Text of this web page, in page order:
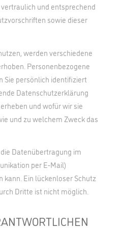
und entsprechend
sowie dieser
werden verschiedene
Personenbezogene
Sie persönlich identifiziert
Datenschutzerklärung
und wofür wir sie
und zu welchem Zweck das
Datenübertragung im
per E-Mail)
kann. Ein lückenloser Schutz
Dritte ist nicht möglich.